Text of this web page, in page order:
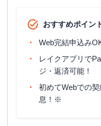
おすすめポイン
Web完結申込み
レイクアプリで
ジ・返済可能！
初めてWebでの
息！※